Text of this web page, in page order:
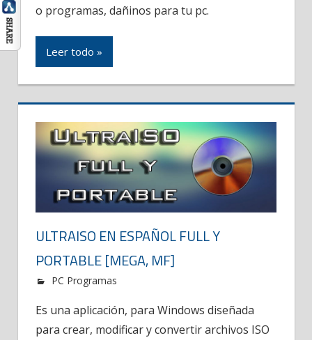
o programas, dañinos para tu pc.
Leer todo »
ULTRAISO EN ESPAÑOL FULL Y
PORTABLE [MEGA, MF]
PC Programas
Es una aplicación, para Windows diseñada
para crear, modificar y convertir archivos ISO